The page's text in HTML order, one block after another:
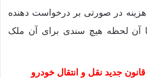
در صورتی بر درخواست دهنده
آن لحظه هیچ سندی برای آن ملک
قانون جدید نقل و انتقال خودرو